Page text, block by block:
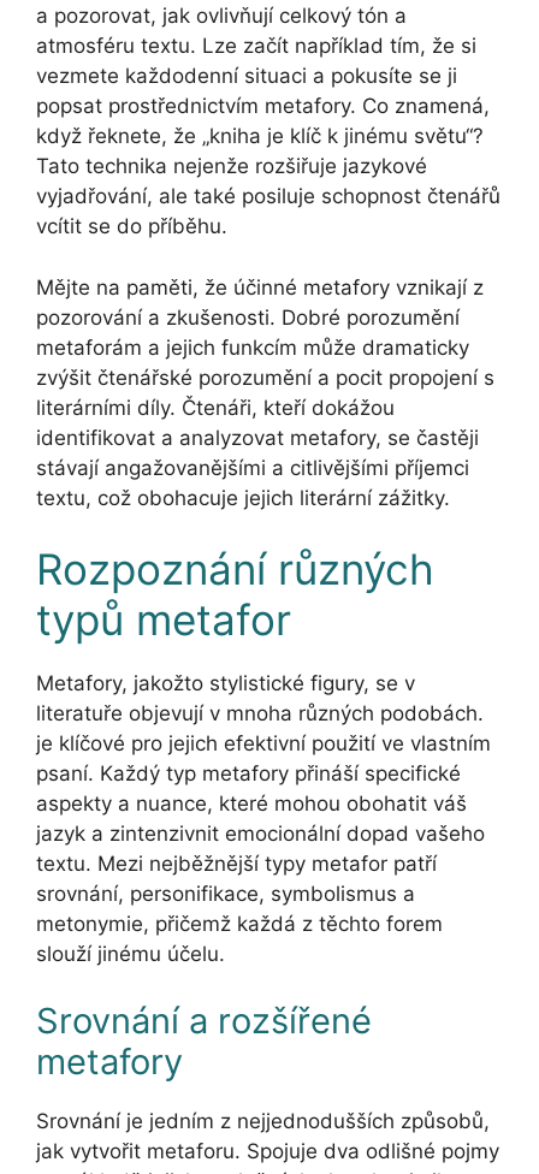
a pozorovat, jak ovlivňují celkový tón a
atmosféru textu. Lze začít například tím, že si
vezmete každodenní situaci a pokusíte se ji
popsat prostřednictvím metafory. Co znamená,
když řeknete, že „kniha je klíč k jinému světu“?
Tato technika nejenže rozšiřuje jazykové
vyjadřování, ale také posiluje schopnost čtenářů
vcítit se do příběhu.
Mějte na paměti, že účinné metafory vznikají z
pozorování a zkušenosti. Dobré porozumění
metaforám a jejich funkcím může dramaticky
zvýšit čtenářské porozumění a pocit propojení s
literárními díly. Čtenáři, kteří dokážou
identifikovat a analyzovat metafory, se častěji
stávají angažovanějšími a citlivějšími příjemci
textu, což obohacuje jejich literární zážitky.
Rozpoznání různých
typů metafor
Metafory, jakožto stylistické figury, se v
literatuře objevují v mnoha různých podobách.
je klíčové pro jejich efektivní použití ve vlastním
psaní. Každý typ metafory přináší specifické
aspekty a nuance, které mohou obohatit váš
jazyk a zintenzivnit emocionální dopad vašeho
textu. Mezi nejběžnější typy metafor patří
srovnání, personifikace, symbolismus a
metonymie, přičemž každá z těchto forem
slouží jinému účelu.
Srovnání a rozšířené
metafory
Srovnání je jedním z nejjednodušších způsobů,
jak vytvořit metaforu. Spojuje dva odlišné pojmy